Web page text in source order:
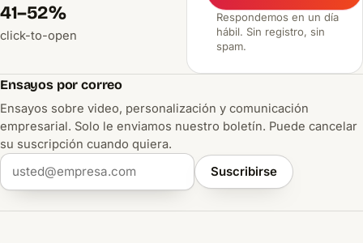
41–52%
click-to-open
Respondemos en un día
hábil. Sin registro, sin
spam.
Ensayos por correo
Ensayos sobre video, personalización y comunicación
empresarial. Solo le enviamos nuestro boletín. Puede cancelar
su suscripción cuando quiera.
Suscribirse